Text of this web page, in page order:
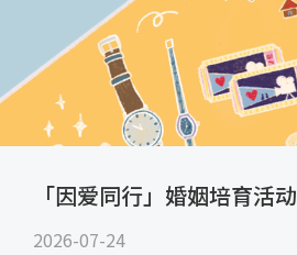
「因爱同行」婚姻培育活动
2026-07-24